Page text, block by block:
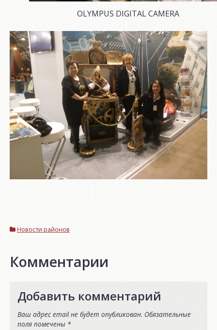
OLYMPUS DIGITAL CAMERA
Новости районов
Комментарии
Добавить комментарий
Ваш адрес email не будет опубликован. Обязательные
поля помечены *